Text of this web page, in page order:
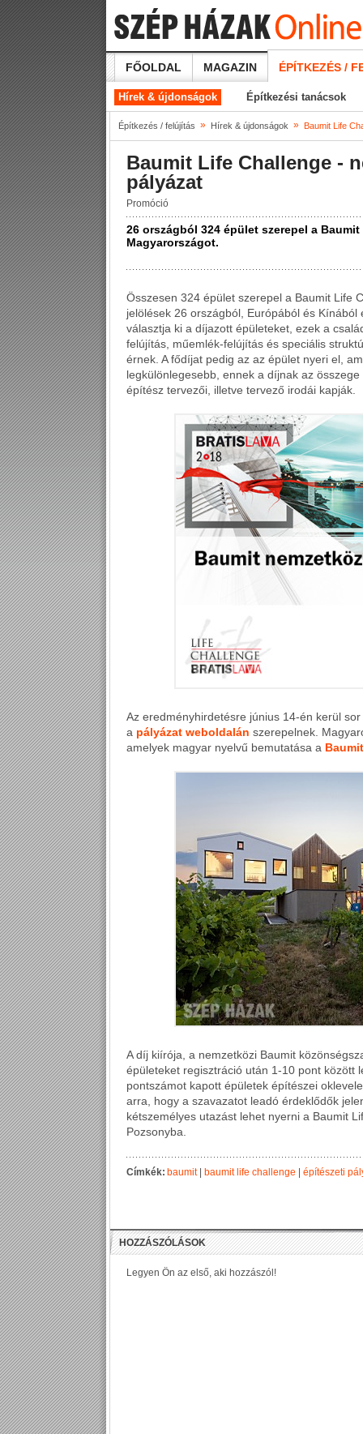
FŐOLDAL MAGAZIN ÉPÍTKEZÉS /
Hírek & újdonságok Építkezési tanácsok
Építkezés / felújítás » Hírek & újdonságok » Baumit Life
Baumit Life Challenge -
pályázat
Promóció
26 országból 324 épület szerepel a
Magyarországot.
Összesen 324 épület szerepel a Baumit Life
jelölések 26 országból, Európából és
választja ki a díjazott épületeket, ezek a
felújítás, műemlék-felújítás és speciális
érnek. A fődíjat pedig az az épület nyeri el,
legkülönlegesebb, ennek a díjnak az
építész tervezői, illetve tervező irodái kapják.
Az eredményhirdetésre június 14-én kerül
a pályázat weboldalán szerepelnek.
amelyek magyar nyelvű bemutatása a
A díj kiírója, a nemzetközi Baumit
épületeket regisztráció után 1-10 pont között
pontszámot kapott épületek építészei
arra, hogy a szavazatot leadó érdeklődők
kétszemélyes utazást lehet nyerni a Baumit
Pozsonyba.
Címkék: baumit| baumit life challenge építészeti